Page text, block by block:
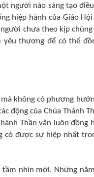
người nào sáng tạo
hiệp hành của Giáo
chưa theo kịp
thương để có thể
không có phương
động của Chúa Thánh
Thần vẫn luôn đồng
có được sự hiệp nhất
nhìn mới. Những